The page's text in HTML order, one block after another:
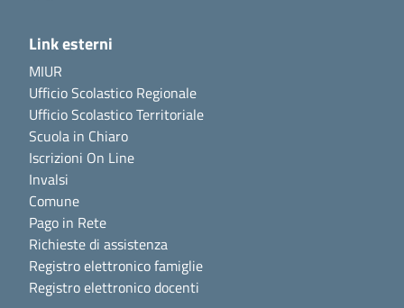
Link esterni
MIUR
Ufficio Scolastico Regionale
Ufficio Scolastico Territoriale
Scuola in Chiaro
Iscrizioni On Line
Invalsi
Comune
Pago in Rete
Richieste di assistenza
Registro elettronico famiglie
Registro elettronico docenti